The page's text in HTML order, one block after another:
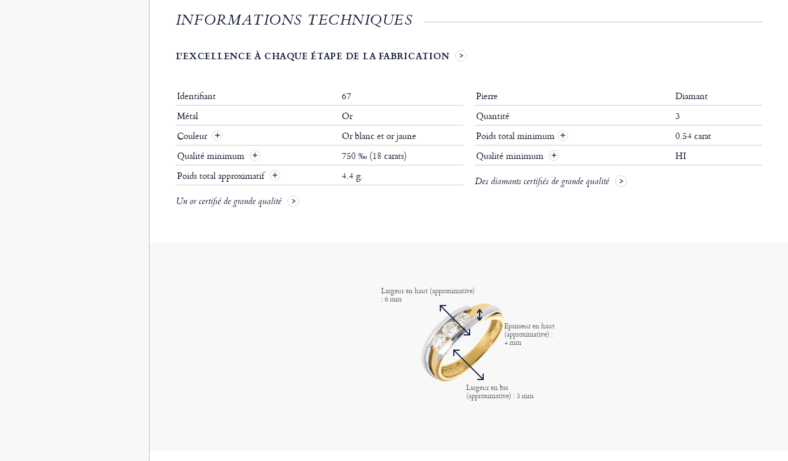
INFORMATIONS TECHNIQUES
L'EXCELLENCE À CHAQUE ÉTAPE DE LA FABRICATION
Identifiant
67
Métal
Or
Couleur
Or blanc et or jaune
Qualité minimum
750 ‰ (18 carats)
Poids total approximatif
4.4 g.
Un or certifié de grande qualité
Pierre
Diamant
Quantité
3
Poids total minimum +
0.54 carat
Qualité minimum
+ HI
Des diamants certifiés de grande qualité
Largeur en haut (approximative)
: 6 mm
Epaisseur en haut
(approximative) :
4 mm
Largeur en bas
(approximative) : 3 mm